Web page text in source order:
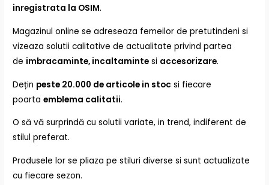
inregistrata la OSIM.
Magazinul online se adreseaza femeilor de pretutindeni si
vizeaza solutii calitative de actualitate privind partea
de imbracaminte, incaltaminte si accesorizare.
Dețin peste 20.000 de articole in stoc si fiecare
poartaemblema calitatii.
O să vă surprindă cu solutii variate, in trend, indiferent de
stilul preferat.
Produsele lor se pliaza pe stiluri diverse si sunt actualizate
cu fiecare sezon.